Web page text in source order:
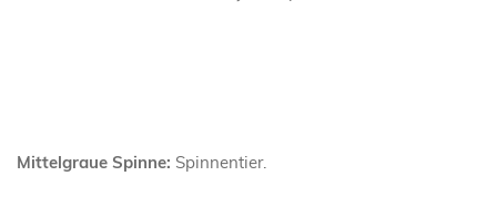
Mittelgraue Spinne: Spinnentier.